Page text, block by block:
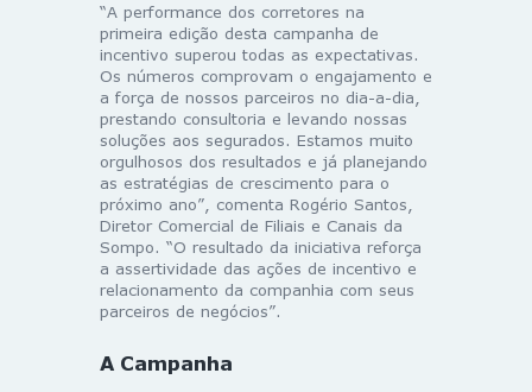
“A performance dos corretores na
primeira edição desta campanha de
incentivo superou todas as expectativas.
Os números comprovam o engajamento e
a força de nossos parceiros no dia-a-dia,
prestando consultoria e levando nossas
soluções aos segurados. Estamos muito
orgulhosos dos resultados e já planejando
as estratégias de crescimento para o
próximo ano”, comenta Rogério Santos,
Diretor Comercial de Filiais e Canais da
Sompo. “O resultado da iniciativa reforça
a assertividade das ações de incentivo e
relacionamento da companhia com seus
parceiros de negócios”.
A Campanha